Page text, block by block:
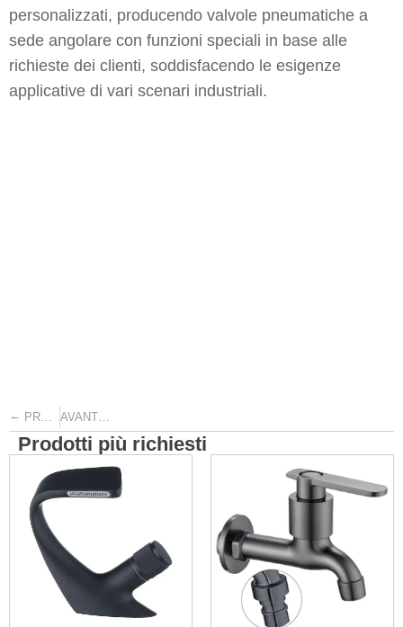
personalizzati, producendo valvole pneumatiche a
sede angolare con funzioni speciali in base alle
richieste dei clienti, soddisfacendo le esigenze
applicative di vari scenari industriali.
← PRECEDENTE AVANTI
Prodotti più richiesti